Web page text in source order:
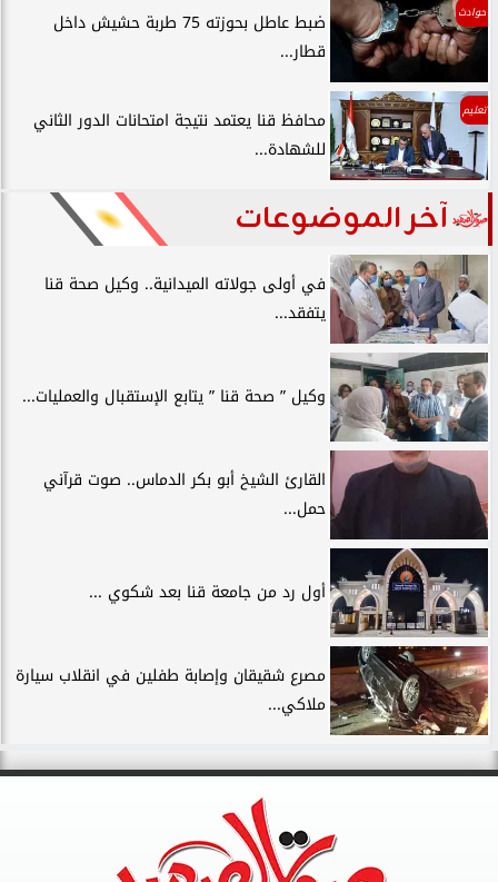
حوادث
ضبط عاطل بحوزته 75 طربة حشيش داخل
قطار...
تعليم
محافظ قنا يعتمد نتيجة امتحانات الدور الثاني
للشهادة...
آخر الموضوعات
في أولى جولاته الميدانية.. وكيل صحة قنا
يتفقد...
وكيل ” صحة قنا ” يتابع الإستقبال والعمليات...
القارئ الشيخ أبو بكر الدماس.. صوت قرآني
حمل...
أول رد من جامعة قنا بعد شكوي ...
مصرع شقيقان وإصابة طفلين في انقلاب سيارة
ملاكي...